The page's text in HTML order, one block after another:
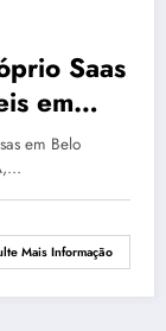
Saas
em
– Guia
em Belo
Mais Informação